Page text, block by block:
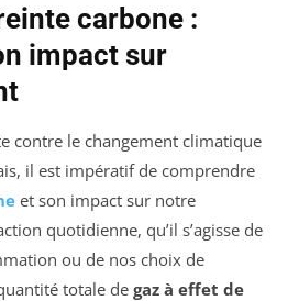
carbone :
impact sur
contre le changement climatique
il est impératif de comprendre
et son impact sur notre
quotidienne, qu’il s’agisse de
ou de nos choix de
totale de gaz à effet de